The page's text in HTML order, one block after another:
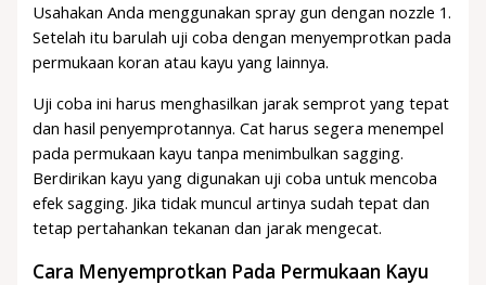
Usahakan Anda menggunakan spray gun dengan nozzle 1.
Setelah itu barulah uji coba dengan menyemprotkan pada
permukaan koran atau kayu yang lainnya.
Uji coba ini harus menghasilkan jarak semprot yang tepat
dan hasil penyemprotannya. Cat harus segera menempel
pada permukaan kayu tanpa menimbulkan sagging.
Berdirikan kayu yang digunakan uji coba untuk mencoba
efek sagging. Jika tidak muncul artinya sudah tepat dan
tetap pertahankan tekanan dan jarak mengecat.
Cara Menyemprotkan Pada Permukaan Kayu